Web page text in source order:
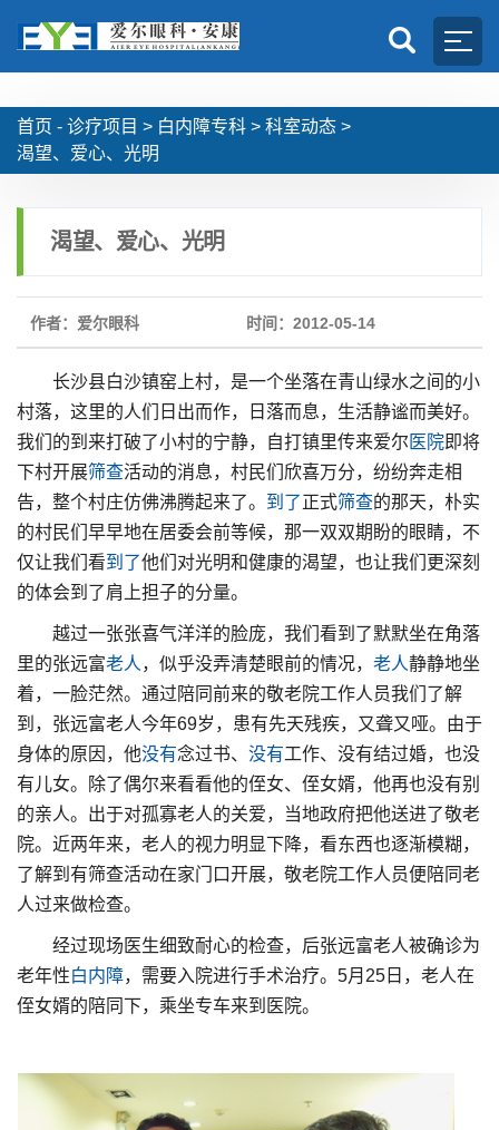
首页 - 诊疗项目 > 白内障专科 > 科室动态 >
渴望、爱心、光明
渴望、爱心、光明
作者：爱尔眼科 时间：2012-05-14
长沙县白沙镇窑上村，是一个坐落在青山绿水之间的小
村落，这里的人们日出而作，日落而息，生活静谧而美好。
我们的到来打破了小村的宁静，自打镇里传来爱尔 医院即将
下村开展筛查活动的消息，村民们欣喜万分，纷纷奔走相
告，整个村庄仿佛沸腾起来了。 到了正式筛查的那天，朴实
的村民们早早地在居委会前等候，那一双双期盼的眼睛，不
仅让我们看到了他们对光明和健康的渴望，也让我们更深刻
的体会到了肩上担子的分量。
越过一张张喜气洋洋的脸庞，我们看到了默默坐在角落
里的张远富老人 ，似乎没弄清楚眼前的情况， 老人静静地坐
着，一脸茫然。通过陪同前来的敬老院工作人员我们了解
到，张远富老人今年69岁，患有先天残疾，又聋又哑。由于
身体的原因，他没有念过书、 没有工作、没有结过婚，也没
有儿女。除了偶尔来看看他的侄女、侄女婿，他再也没有别
的亲人。出于对孤寡老人的关爱，当地政府把他送进了敬老
院。近两年来，老人的视力明显下降，看东西也逐渐模糊，
了解到有筛查活动在家门口开展，敬老院工作人员便陪同老
人过来做检查。
经过现场医生细致耐心的检查，后张远富老人被确诊为
老年性白内障，需要入院进行手术治疗。5月25日，老人在
侄女婿的陪同下，乘坐专车来到医院。